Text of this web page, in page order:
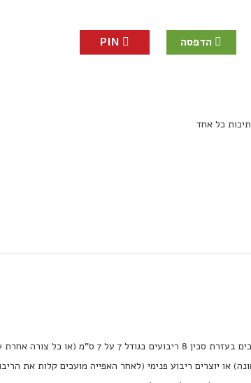
הדפסה
או יוצרים ריבוע פנימי (לאחר האפייה מועכים קלות את